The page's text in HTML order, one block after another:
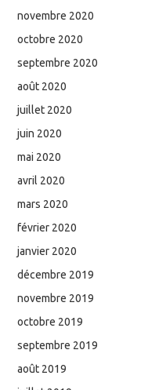
novembre 2020
octobre 2020
septembre 2020
août 2020
juillet 2020
juin 2020
mai 2020
avril 2020
mars 2020
février 2020
janvier 2020
décembre 2019
novembre 2019
octobre 2019
septembre 2019
août 2019